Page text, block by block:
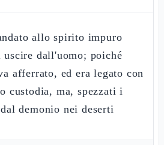
allo spirito impuro
uscire dall'uomo; poiché
afferrato, ed era legato con
custodia, ma, spezzati i
demonio nei deserti